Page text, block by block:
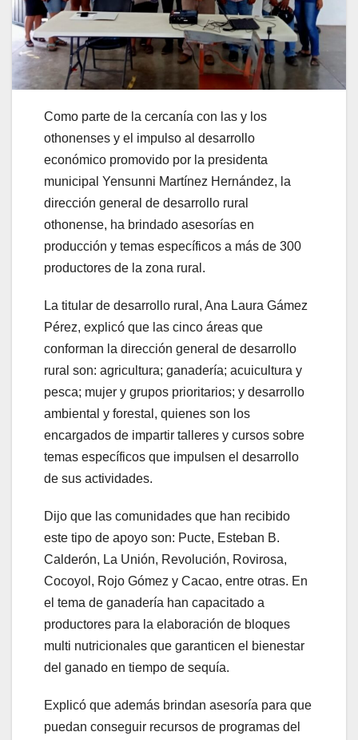
Como parte de la cercanía con las y los
othonenses y el impulso al desarrollo
económico promovido por la presidenta
municipal Yensunni Martínez Hernández, la
dirección general de desarrollo rural
othonense, ha brindado asesorías en
producción y temas específicos a más de 300
productores de la zona rural.
La titular de desarrollo rural, Ana Laura Gámez
Pérez, explicó que las cinco áreas que
conforman la dirección general de desarrollo
rural son: agricultura; ganadería; acuicultura y
pesca; mujer y grupos prioritarios; y desarrollo
ambiental y forestal, quienes son los
encargados de impartir talleres y cursos sobre
temas específicos que impulsen el desarrollo
de sus actividades.
Dijo que las comunidades que han recibido
este tipo de apoyo son: Pucte, Esteban B.
Calderón, La Unión, Revolución, Rovirosa,
Cocoyol, Rojo Gómez y Cacao, entre otras. En
el tema de ganadería han capacitado a
productores para la elaboración de bloques
multi nutricionales que garanticen el bienestar
del ganado en tiempo de sequía.
Explicó que además brindan asesoría para que
puedan conseguir recursos de programas del